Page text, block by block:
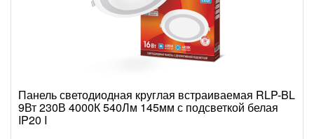
Панель светодиодная круглая встраиваемая RLP-BL
9Вт 230В 4000К 540Лм 145мм с подсветкой белая
IP20 I